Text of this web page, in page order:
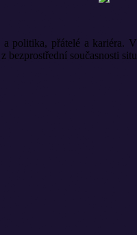
politika, přátelé a
současnosti